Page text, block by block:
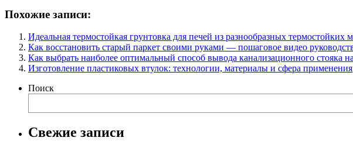
Похожие записи:
Идеальная термостойкая грунтовка для печей из разнообразных
Как восстановить старый паркет своими руками — пошаговое видео
Как выбрать наиболее оптимальный способ вывода канализационного
Изготовление пластиковых втулок: технологии, материалы и сфера применения
Поиск
Свежие записи